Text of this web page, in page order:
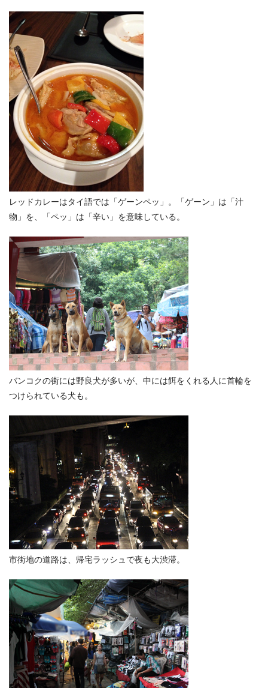
レッドカレーはタイ語では「ゲーンペッ」。「ゲーン」は「汁
物」を、「ペッ」は「辛い」を意味している。
バンコクの街には野良犬が多いが、中には餌をくれる人に首輪を
つけられている犬も。
市街地の道路は、帰宅ラッシュで夜も大渋滞。